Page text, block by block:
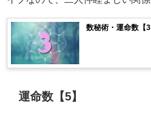
数秘術・運命数【
運命数【5】